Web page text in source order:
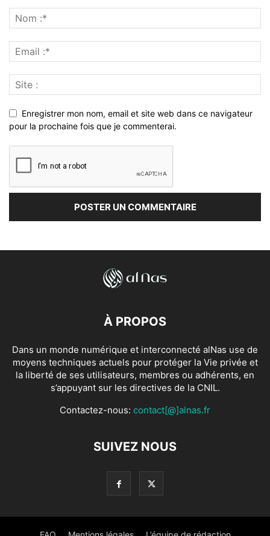
Enregistrer mon nom, email et site web dans ce navigateur
pour la prochaine fois que je commenterai.
À PROPOS
Dans un monde numérique et interconnecté alNas use de
moyens techniques actuels pour protéger la Vie privée et
la liberté de ses utilisateurs, membres ou adhérents, en
s’appuyant sur les directives de la CNIL.
Contactez-nous: contact[@]alnas.fr
SUIVEZ NOUS